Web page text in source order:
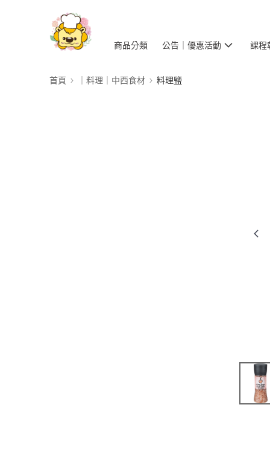
商品分類 公告｜優惠活動 課程
首頁 ｜料理｜中西食材 料理鹽